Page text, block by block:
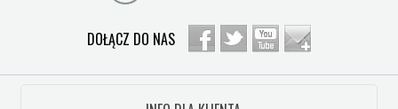
DOŁĄCZ DO NAS